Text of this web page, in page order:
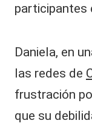
participantes
Daniela, en
las redes de
frustración
que su